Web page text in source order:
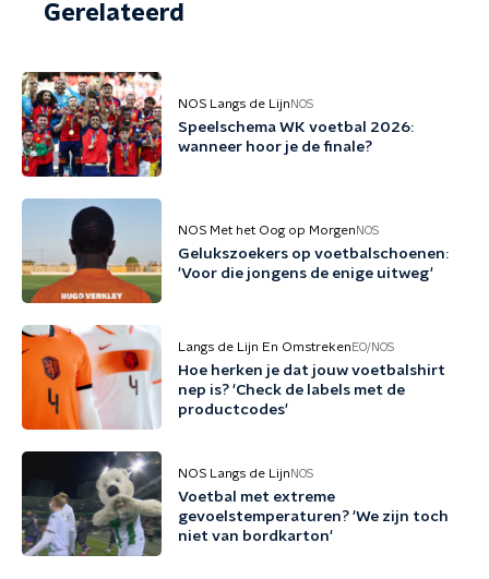
Gerelateerd
NOS Langs de Lijn NOS
Speelschema WK voetbal 2026:
wanneer hoor je de finale?
NOS Met het Oog op Morgen NOS
Gelukszoekers op voetbalschoenen:
'Voor die jongens de enige uitweg'
Langs de Lijn En Omstreken EO/NOS
Hoe herken je dat jouw voetbalshirt
nep is? 'Check de labels met de
productcodes'
NOS Langs de Lijn NOS
Voetbal met extreme
gevoelstemperaturen? 'We zijn toch
niet van bordkarton'